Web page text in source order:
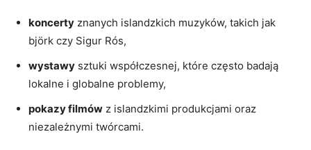
koncerty znanych islandzkich muzyków, takich jak
björk czy ‌Sigur Rós,
wystawy ​sztuki współczesnej, które często badają
lokalne ⁣i globalne problemy,
pokazy filmów z islandzkimi‌ produkcjami⁤ oraz
niezależnymi⁢ twórcami.